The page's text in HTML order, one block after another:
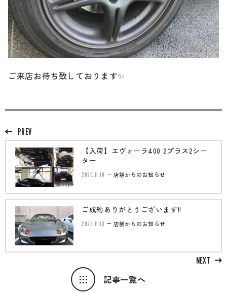
ご来店お待ち致しております✨
PREV
【入荷】エヴォーラ400 2プラス2シー
ター
2020.11.10 店舗からのお知らせ
記事一覧へ
NEXT
ご成約ありがとうございます!!
2020.11.13 店舗からのお知らせ